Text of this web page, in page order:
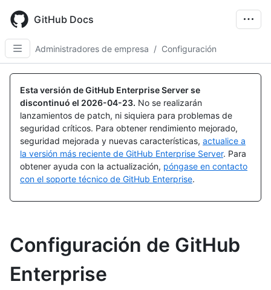
main
content
GitHub Docs
Administradores de empresa / Configuración
Esta versión de GitHub Enterprise Server se
discontinuó el 2026-04-23. No se realizarán
lanzamientos de patch, ni siquiera para problemas de
seguridad críticos. Para obtener rendimiento mejorado,
seguridad mejorada y nuevas características, actualice a
la versión más reciente de GitHub Enterprise Server. Para
obtener ayuda con la actualización, póngase en contacto
con el soporte técnico de GitHub Enterprise.
Configuración de GitHub
Enterprise